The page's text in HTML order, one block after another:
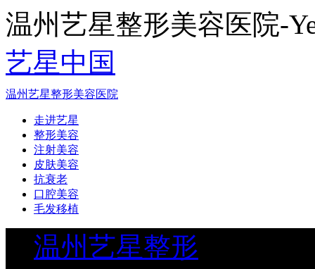
温州艺星整形美容医院-
艺星中国
温州艺星整形美容医院
走进艺星
整形美容
注射美容
皮肤美容
抗衰老
口腔美容
毛发移植
温州艺星整形